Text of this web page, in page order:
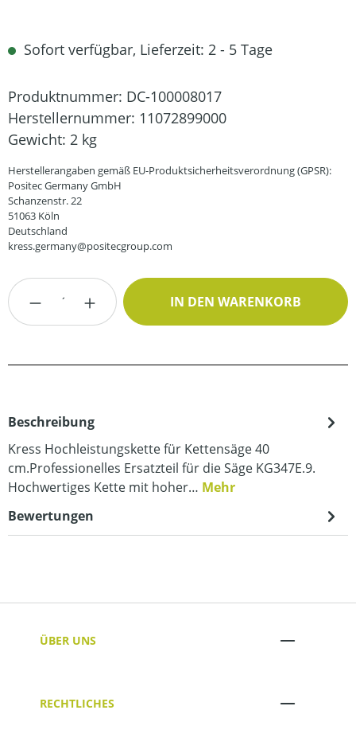
Sofort verfügbar, Lieferzeit: 2 - 5 Tage
Produktnummer: DC-100008017
Herstellernummer: 11072899000
Gewicht: 2 kg
Herstellerangaben gemäß EU-Produktsicherheitsverordnung (GPSR):
Positec Germany GmbH
Schanzenstr. 22
51063 Köln
Deutschland
kress.germany@positecgroup.com
Produkt Anzahl: Gib den gewünschten
IN DEN WARENKORB
Beschreibung
Kress Hochleistungskette für Kettensäge 40
cm.Professionelles Ersatzteil für die Säge KG347E.9.
Hochwertiges Kette mit hoher… Mehr
Bewertungen
ÜBER UNS
RECHTLICHES